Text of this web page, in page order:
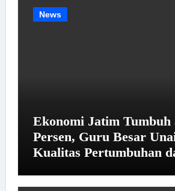
News
Ekonomi Jatim Tumbuh
Persen, Guru Besar
Kualitas Pertumbuhan